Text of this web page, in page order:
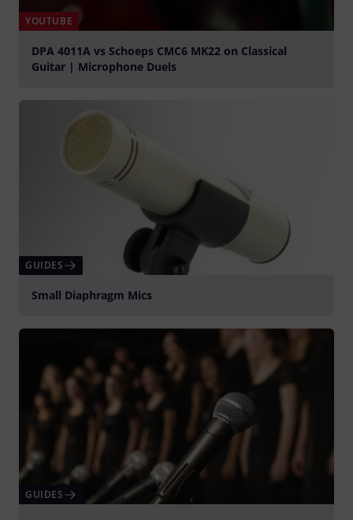
YOUTUBE
DPA 4011A vs Schoeps CMC6 MK22 on Classical
Guitar | Microphone Duels
GUIDES
Small Diaphragm Mics
GUIDES